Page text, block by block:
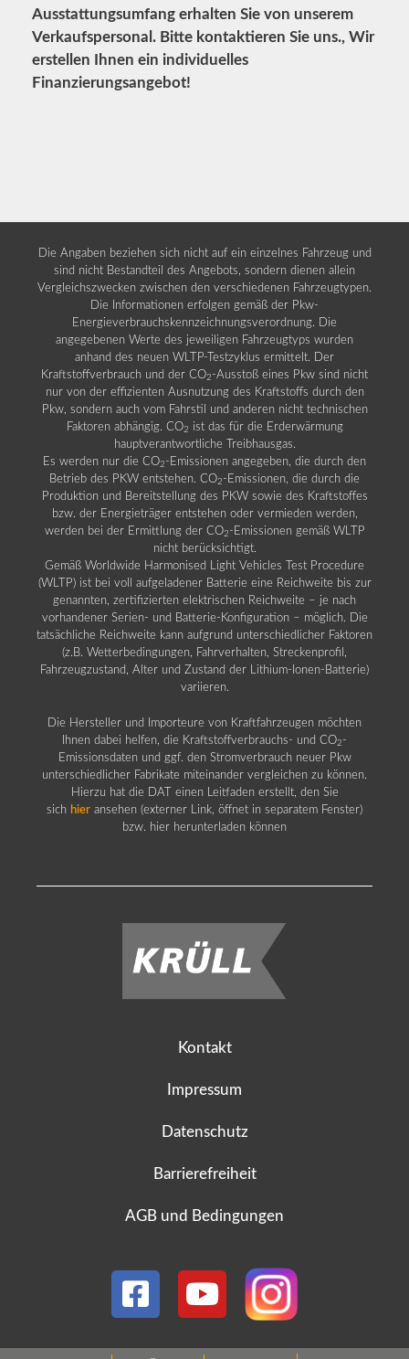
Ausstattungsumfang erhalten Sie von unserem
Verkaufspersonal. Bitte kontaktieren Sie uns., Wir
erstellen Ihnen ein individuelles
Finanzierungsangebot!
Die Angaben beziehen sich nicht auf ein einzelnes Fahrzeug und
sind nicht Bestandteil des Angebots, sondern dienen allein
Vergleichszwecken zwischen den verschiedenen Fahrzeugtypen.
Die Informationen erfolgen gemäß der Pkw-
Energieverbrauchskennzeichnungsverordnung. Die
angegebenen Werte des jeweiligen Fahrzeugtyps wurden
anhand des neuen WLTP-Testzyklus ermittelt. Der
Kraftstoffverbrauch und der CO2 -Ausstoß eines Pkw sind nicht
nur von der effizienten Ausnutzung des Kraftstoffs durch den
Pkw, sondern auch vom Fahrstil und anderen nicht technischen
Faktoren abhängig. CO2 ist das für die Erderwärmung
hauptverantwortliche Treibhausgas.
Es werden nur die CO2 -Emissionen angegeben, die durch den
Betrieb des PKW entstehen. CO2 -Emissionen, die durch die
Produktion und Bereitstellung des PKW sowie des Kraftstoffes
bzw. der Energieträger entstehen oder vermieden werden,
werden bei der Ermittlung der CO2 -Emissionen gemäß WLTP
nicht berücksichtigt.
Gemäß Worldwide Harmonised Light Vehicles Test Procedure
(WLTP) ist bei voll aufgeladener Batterie eine Reichweite bis zur
genannten, zertifizierten elektrischen Reichweite – je nach
vorhandener Serien- und Batterie-Konfiguration – möglich. Die
tatsächliche Reichweite kann aufgrund unterschiedlicher Faktoren
(z.B. Wetterbedingungen, Fahrverhalten, Streckenprofil,
Fahrzeugzustand, Alter und Zustand der Lithium-Ionen-Batterie)
variieren.
Die Hersteller und Importeure von Kraftfahrzeugen möchten
Ihnen dabei helfen, die Kraftstoffverbrauchs- und CO2 -
Emissionsdaten und ggf. den Stromverbrauch neuer Pkw
unterschiedlicher Fabrikate miteinander vergleichen zu können.
Hierzu hat die DAT einen Leitfaden erstellt, den Sie
sich hier ansehen (externer Link, öffnet in separatem Fenster)
bzw. hier herunterladen können
Kontakt
Impressum
Datenschutz
Barrierefreiheit
AGB und Bedingungen